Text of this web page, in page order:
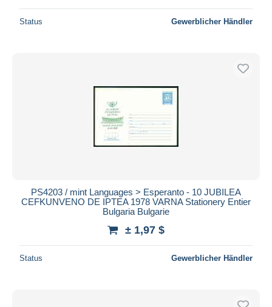
Status Gewerblicher Händler
PS4203 / mint Languages > Esperanto - 10 JUBILEA
CEFKUNVENO DE IPTEA 1978 VARNA Stationery Entier
Bulgaria Bulgarie
± 1,97 $
Status Gewerblicher Händler